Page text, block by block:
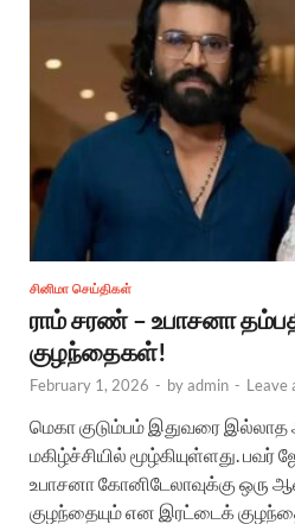
சினிமா செய்திகள்
ராம் சரண் – உபாசனா
குழந்தைகள்!
February 1, 2026 - byadmin - Leave
மெகா குடும்பம் இதுவரை இல்லாத
மகிழ்ச்சியில் மூழ்கியுள்ளது. பவர்
உபாசனா கோனிடேலாவுக்கு ஒரு
குழந்தையும் என இரட்டைக்